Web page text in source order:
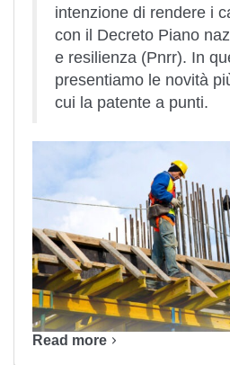
intenzione di rendere i
con il Decreto Piano
e resilienza (Pnrr). In
presentiamo le novità
cui la patente a punti.
Read more